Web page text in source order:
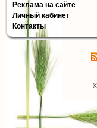
Реклама на сайте
Личный кабинет
Контакты